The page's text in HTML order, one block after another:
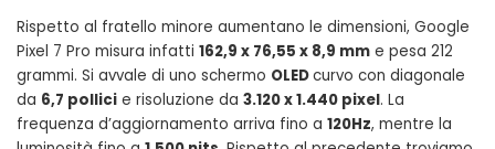
Rispetto al fratello minore aumentano le dimensioni, Google
Pixel 7 Pro misura infatti 162,9 x 76,55 x 8,9 mm e pesa 212
grammi. Si avvale di uno schermo OLEDcurvo con diagonale
da 6,7 pollici e risoluzione da 3.120 x 1.440 pixel. La
frequenza d’aggiornamento arriva fino a 120Hz, mentre la